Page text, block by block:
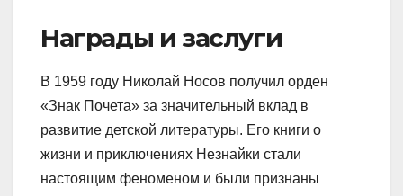
Награды и заслуги
В 1959 году Николай Носов получил орден
«Знак Почета» за значительный вклад в
развитие детской литературы. Его книги о
жизни и приключениях Незнайки стали
настоящим феноменом и были признаны